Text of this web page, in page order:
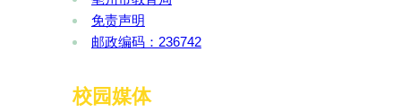
免责声明
邮政编码：236742
校园媒体